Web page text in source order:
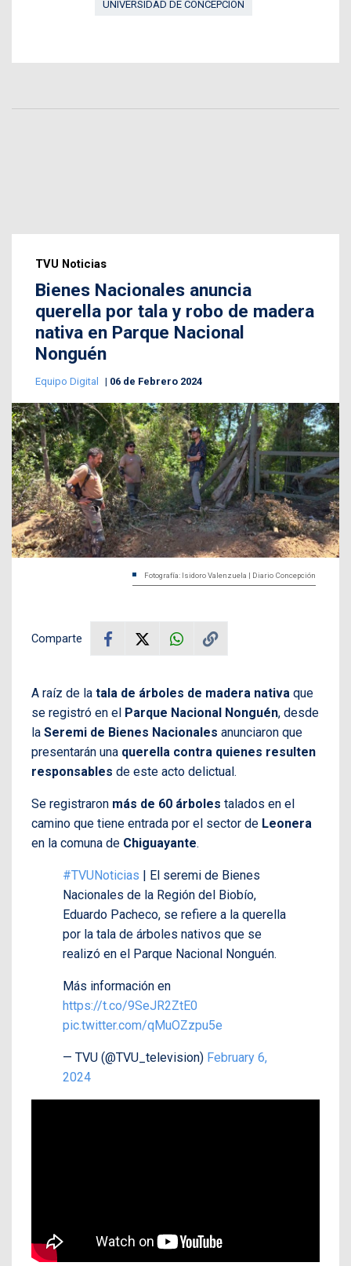
UNIVERSIDAD DE CONCEPCIÓN
TVU Noticias
Bienes Nacionales anuncia
querella por tala y robo de madera
nativa en Parque Nacional
Nonguén
Equipo Digital 06 de Febrero 2024
Fotografía: Isidoro Valenzuela | Diario Concepción
Comparte
A raíz de la tala de árboles de madera nativa que
se registró en el Parque Nacional Nonguén, desde
la Seremi de Bienes Nacionales anunciaron que
presentarán una querella contra quienes resulten
responsables de este acto delictual.
Se registraron más de 60 árboles talados en el
camino que tiene entrada por el sector de Leonera
en la comuna de Chiguayante.
#TVUNoticias | El seremi de Bienes
Nacionales de la Región del Biobío,
Eduardo Pacheco, se refiere a la querella
por la tala de árboles nativos que se
realizó en el Parque Nacional Nonguén.
Más información en
https://t.co/9SeJR2ZtE0
pic.twitter.com/qMuOZzpu5e
— TVU (@TVU_television) February 6,
2024